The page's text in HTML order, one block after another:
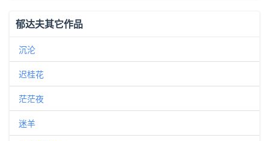
郁达夫其它作品
沉沦
迟桂花
茫茫夜
迷羊